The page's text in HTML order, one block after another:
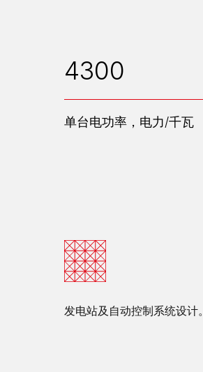
4300
单台电功率，电力/千瓦
发电站及自动控制系统设计。